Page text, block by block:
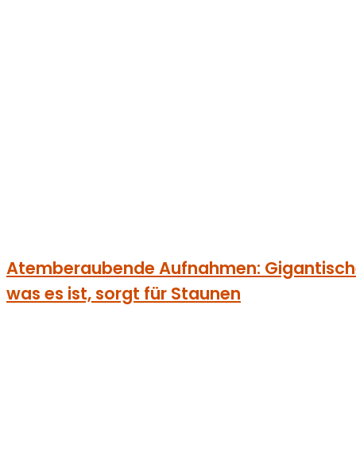
Atemberaubende Aufnahmen:
was es ist, sorgt für Staunen